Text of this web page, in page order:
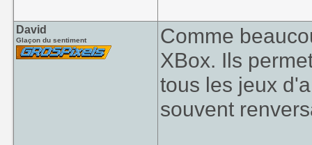
David
Glaçon du sentiment
Comme
XBox. Ils
tous les jeux
souvent